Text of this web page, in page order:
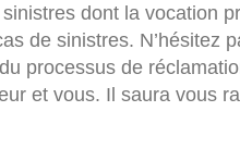
sinistres dont la vocation
de sinistres. N’hésitez
processus de
et vous. Il saura vous